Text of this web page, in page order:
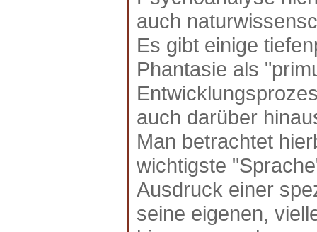
auch
Es gibt einige
Phantasie als
auch darüber
Man betrachtet
wichtigste
Ausdruck einer
seine eigenen,